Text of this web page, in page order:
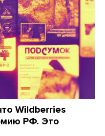
Wildberries
РФ. Это